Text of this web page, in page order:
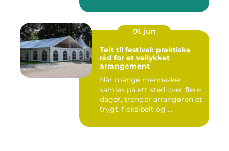
01. jun
Telt til festival: praktiske
råd for et vellykket
arrangement
Når mange mennesker
samles på ett sted over flere
dager, trenger arrangøren et
trygt, fleksibelt og ...